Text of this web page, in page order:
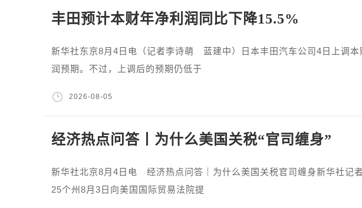
丰田预计本财年净利润同比下降15.5%
新华社东京8月4日电（记者李诗萌 蓝建中）日本丰田汽车公司4日上调本
润预期。不过，上调后的预期仍低于
2026-08-05
经济热点问答丨为什么美国关税“官司缠身”
新华社北京8月4日电 经济热点问答｜为什么美国关税官司缠身新华社记
25个州8月3日向美国国际贸易法院提